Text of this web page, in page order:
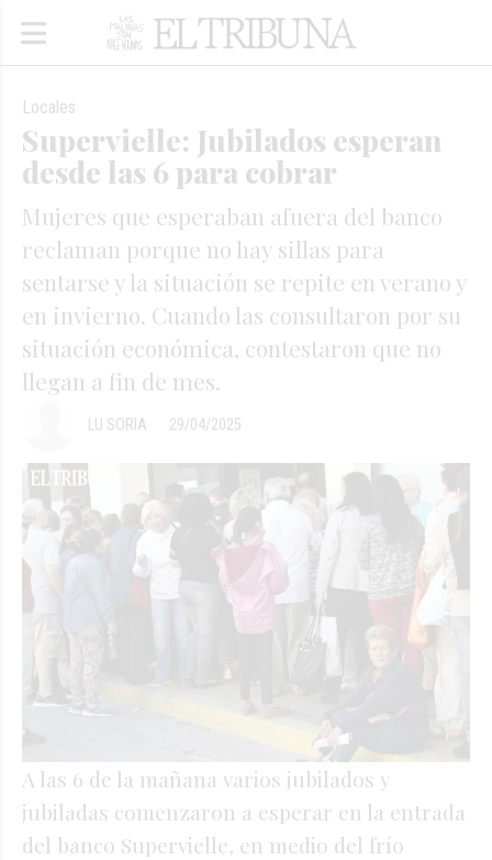
Supervielle: Jubilados esperan
desde las 6 para cobrar
Mujeres que esperaban afuera del banco
reclaman porque no hay sillas para
sentarse y la situación se repite en verano y
en invierno. Cuando las consultaron por su
situación económica, contestaron que no
llegan a fin de mes.
Locales
29/04/2025
LU SORIA
A las 6 de la mañana varios jubilados y
jubiladas comenzaron a esperar en la entrada
del banco Supervielle, en medio del frío